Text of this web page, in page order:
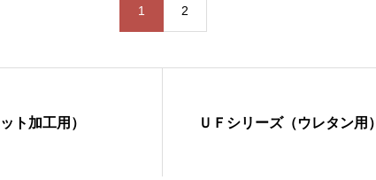
1 2
ト加工用） ＵＦシリーズ（ウレタン用）